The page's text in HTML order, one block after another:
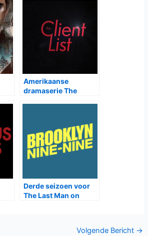
Amerikaanse
dramaserie The
Derde seizoen voor
The Last Man on
Volgende Bericht →